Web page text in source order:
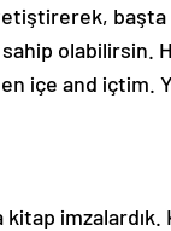
olabilirsin.
içe and içtim.
imzalardık.